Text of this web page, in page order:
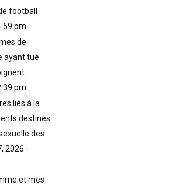
crise, elle
ils
une langue,
les autres,
des dialectes)
football
pm
de
ayant tué
pm
liés à la
destinés
des
2026 -
et mes